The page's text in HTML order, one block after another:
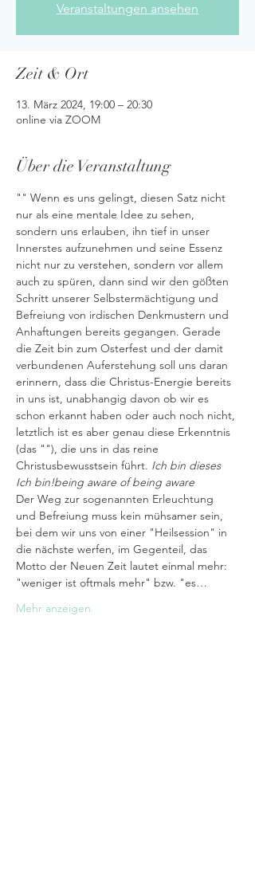
Veranstaltungen ansehen
Zeit & Ort
13. März 2024, 19:00 – 20:30
online via ZOOM
Über die Veranstaltung
" " Wenn es uns gelingt, diesen Satz nicht
nur als eine mentale Idee zu sehen,
sondern uns erlauben, ihn tief in unser
Innerstes aufzunehmen und seine Essenz
nicht nur zu verstehen, sondern vor allem
auch zu spüren, dann sind wir den gößten
Schritt unserer Selbstermächtigung und
Befreiung von irdischen Denkmustern und
Anhaftungen bereits gegangen. Gerade
die Zeit bin zum Osterfest und der damit
verbundenen Auferstehung soll uns daran
erinnern, dass die Christus-Energie bereits
in uns ist, unabhangig davon ob wir es
schon erkannt haben oder auch noch nicht,
letztlich ist es aber genau diese Erkenntnis
(das " "), die uns in das reine
Christusbewusstsein führt. Ich bin dieses
Ich bin!being aware of being aware
Der Weg zur sogenannten Erleuchtung
und Befreiung muss kein mühsamer sein,
bei dem wir uns von einer "Heilsession" in
die nächste werfen, im Gegenteil, das
Motto der Neuen Zeit lautet einmal mehr:
"weniger ist oftmals mehr" bzw. "es…
Mehr anzeigen